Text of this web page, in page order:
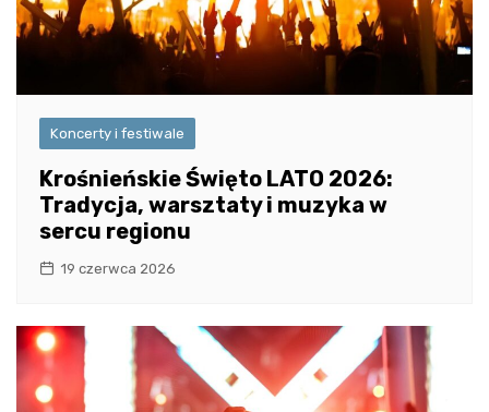
Koncerty i festiwale
Krośnieńskie Święto LATO 2026:
Tradycja, warsztaty i muzyka w
sercu regionu
19 czerwca 2026